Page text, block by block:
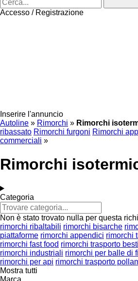
Accesso / Registrazione
Inserire l'annuncio
Autoline » Rimorchi » Rimorchi
ribassato Rimorchi furgoni Rimorchi
commerciali »
Rimorchi
Categoria
Non è stato trovato nulla per questa
rimorchi ribaltabili rimorchi bisarche
piattaforme rimorchi appendici rimorchi
rimorchi fast food rimorchi trasporto
rimorchi industriali rimorchi per balle di
rimorchi per api rimorchi trasporto
Mostra tutti
Marca